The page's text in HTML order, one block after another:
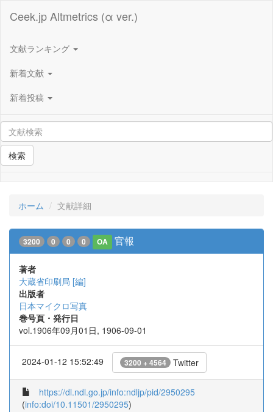
Ceek.jp Altmetrics (α ver.)
文献ランキング
新着文献
新着投稿
検索
ホーム 文献詳細
3200 0 0 0 OA 官報
著者
大蔵省印刷局 [編]
出版者
日本マイクロ写真
巻号頁・発行日
vol.1906年09月01日, 1906-09-01
2024-01-12 15:52:49 3200 + 4564 Twitter
https://dl.ndl.go.jp/info:ndljp/pid/2950295
(info:doi/10.11501/2950295)